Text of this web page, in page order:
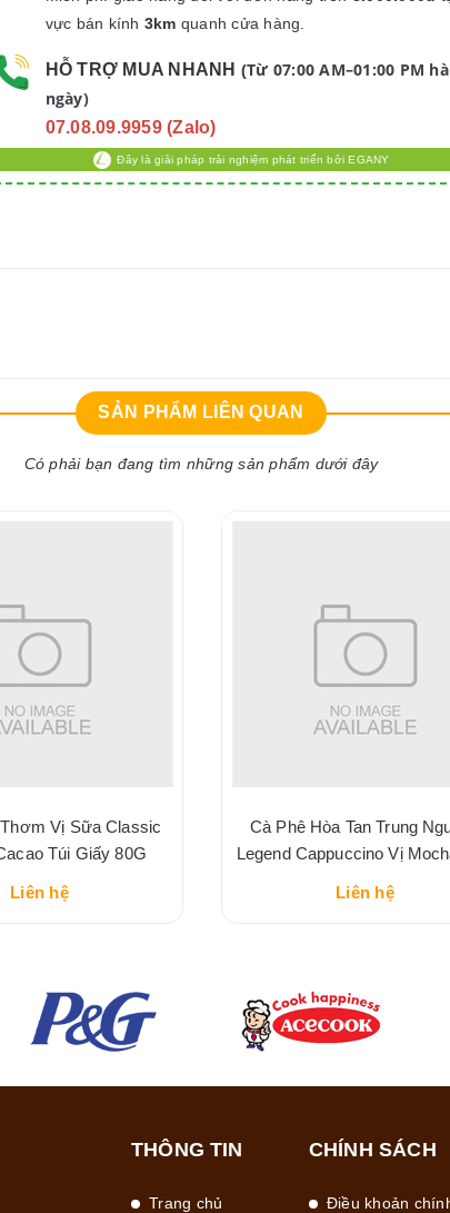
vực bán kính 3km quanh cửa hàng.
HỖ TRỢ MUA NHANH (Từ 07:00 AM–01:00 PM
ngày)
07.08.09.9959 (Zalo)
Đây là giải pháp trải nghiệm phát triển bởi EGANY
SẢN PHẨM LIÊN QUAN
Có phải bạn đang tìm những sản phẩm dưới đây
Vị Sữa Classic
Túi Giấy 80G
Liên hệ
Cà Phê Hòa Tan Trung
Legend Cappuccino Vị
Liên hệ
THÔNG TIN
Trang chủ
CHÍNH SÁCH
Điều khoản